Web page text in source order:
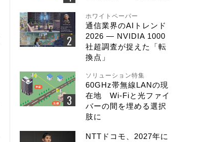
ホワイトペーパー
通信業界のAIトレンド
2026 ― NVIDIA 1000
社超調査が捉えた「転
換点」
ソリューション特集
60GHz帯無線LANの現
在地 Wi-Fiと光ファイ
バーの間を埋める選択
肢に
NTTドコモ、2027年に